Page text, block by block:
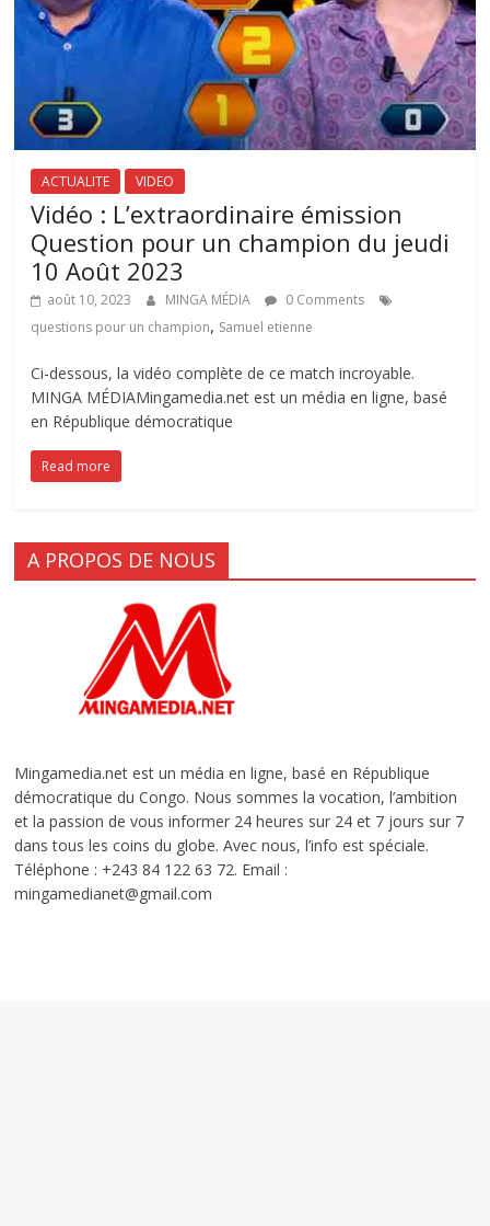
ACTUALITE VIDEO
Vidéo : L’extraordinaire émission
Question pour un champion du jeudi
10 Août 2023
août 10, 2023 MINGA MÉDIA
0 Comments
questions pour un champion, Samuel etienne
Ci-dessous, la vidéo complète de ce match incroyable.
MINGA MÉDIAMingamedia.net est un média en ligne, basé
en République démocratique
Read more
A PROPOS DE NOUS
Mingamedia.net est un média en ligne, basé en République
démocratique du Congo. Nous sommes la vocation, l’ambition
et la passion de vous informer 24 heures sur 24 et 7 jours sur 7
dans tous les coins du globe. Avec nous, l’info est spéciale.
Téléphone : +243 84 122 63 72. Email :
mingamedianet@gmail.com